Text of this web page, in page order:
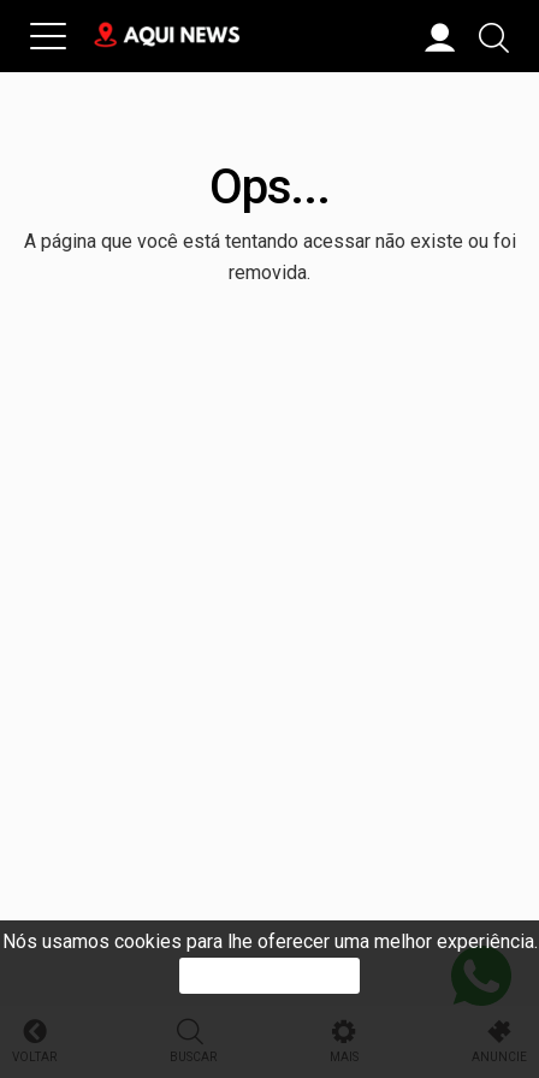
Nós usamos cookies para lhe oferecer uma melhor experiência.
Ops...
A página que você está tentando acessar não existe ou foi
removida.
VOLTAR BUSCAR MAIS ANUNCIE